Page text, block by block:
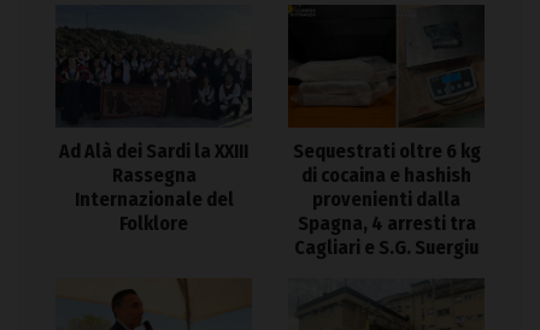
Ad Alà dei Sardi la XXIII
Rassegna
Internazionale del
Folklore
Sequestrati oltre 6 kg
di cocaina e hashish
provenienti dalla
Spagna, 4 arresti tra
Cagliari e S.G. Suergiu